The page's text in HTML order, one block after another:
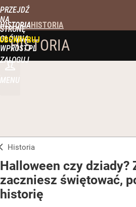
PRZEJDŹ
NA
STRONĘ
GŁÓWNĄ
WPROST.PL
HISTORIA
ZALOGUJ
MENU
HISTORIA
Historia
Halloween czy dziady?
zaczniesz świętować,
historię